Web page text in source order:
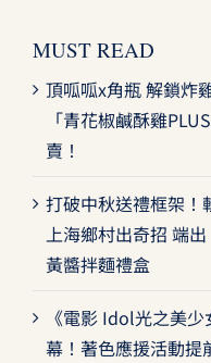
MUST READ
頂呱呱x角瓶 解鎖炸
「青花椒鹹酥雞
賣！
打破中秋送禮框架！
上海鄉村出奇招 端
黃醬拌麵禮盒
《電影 Idol光之美
幕！著色應援活動提